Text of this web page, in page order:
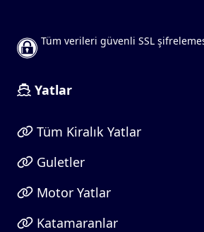
Tüm verileri güvenli SSL
Yatlar
Tüm Kiralık Yatlar
Guletler
Motor Yatlar
Katamaranlar